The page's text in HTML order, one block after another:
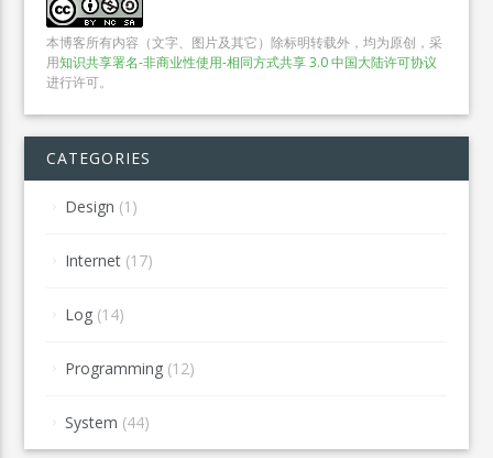
本博客所有内容（文字、图片及其它）除标明转载外，均为原创，采
用知识共享署名-非商业性使用-相同方式共享 3.0 中国大陆许可协议
进行许可。
CATEGORIES
Design (1)
Internet (17)
Log (14)
Programming (12)
System (44)